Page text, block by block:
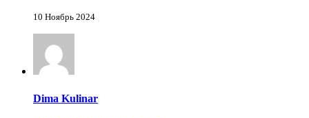
10 Ноябрь 2024
Dima Kulinar